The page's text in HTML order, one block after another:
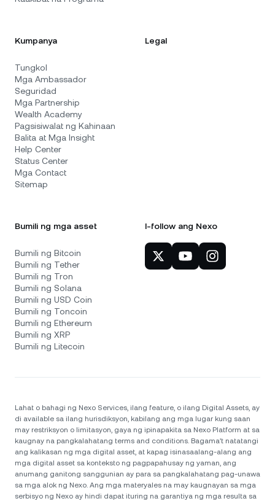
Kumpanya
Tungkol
Mga Ambassador
Seguridad
Mga Partnership
Wealth Academy
Pagsisiwalat ng Kahinaan
Balita at Mga Insight
Help Center
Status Center
Mga Contact
Sitemap
Legal
Bumili ng mga asset
Bumili ng Bitcoin
Bumili ng Tether
Bumili ng Tron
Bumili ng Solana
Bumili ng USD Coin
Bumili ng Toncoin
Bumili ng Ethereum
Bumili ng XRP
Bumili ng Litecoin
I-follow ang Nexo
Lahat o bahagi ng Nexo Services, ilang feature, o ilang Digital Assets, ay
di available sa ilang hurisdiksyon, kabilang ang mga lugar kung saan
may restriksyon o limitasyon, gaya ng ipinapakita sa Nexo Platform at sa
kaugnay na pangkalahatang terms and conditions. Bagama't natatangi
ang kalikasan ng mga digital asset, at kapag isinasaalang-alang ang
mga digital asset sa konteksto ng pagpapahusay ng yaman, ang
anumang ganitong sanggunian ay para sa pangkalahatang pag-unawa
sa mga alok ng Nexo. Ang mga materyales na may kaugnayan sa mga
serbisyo ng Nexo ay hindi dapat ituring na garantiya ng mga resulta sa